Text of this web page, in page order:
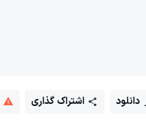
دانلود اشتراک گذاری